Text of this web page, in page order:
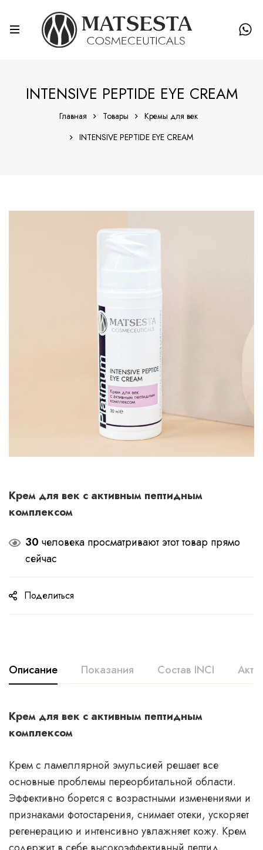
INTENSIVE PEPTIDE EYE CREAM
Главная Товары
Кремы для век
INTENSIVE PEPTIDE EYE CREAM
Крем для век с активным пептидным
комплексом
30 человека просматривают этот товар прямо
сейчас
Поделиться
Описание Показания Состав INCI
Крем для век с активным пептидным
комплексом
Крем с ламеллярной эмульсией решает все
основные проблемы переорбитальной области.
Эффективно борется с возрастными изменениями и
признаками фотостарения, снимает отеки, ускоряет
регенерацию и интенсивно увлажняет кожу. Крем